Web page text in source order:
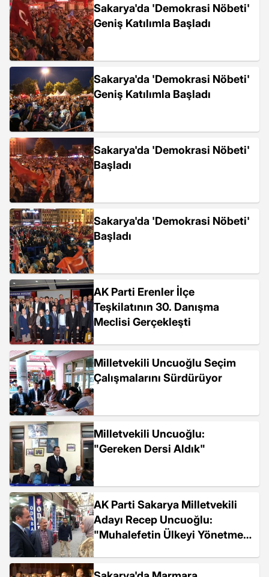
Sakarya'da 'Demokrasi Nöbeti'
Geniş Katılımla Başladı
Sakarya'da 'Demokrasi Nöbeti'
Geniş Katılımla Başladı
Sakarya'da 'Demokrasi Nöbeti'
Başladı
Sakarya'da 'Demokrasi Nöbeti'
Başladı
AK Parti Erenler İlçe
Teşkilatının 30. Danışma
Meclisi Gerçekleşti
Milletvekili Uncuoğlu Seçim
Çalışmalarını Sürdürüyor
Milletvekili Uncuoğlu:
"Gereken Dersi Aldık"
AK Parti Sakarya Milletvekili
Adayı Recep Uncuoğlu:
"Muhalefetin Ülkeyi Yönetme